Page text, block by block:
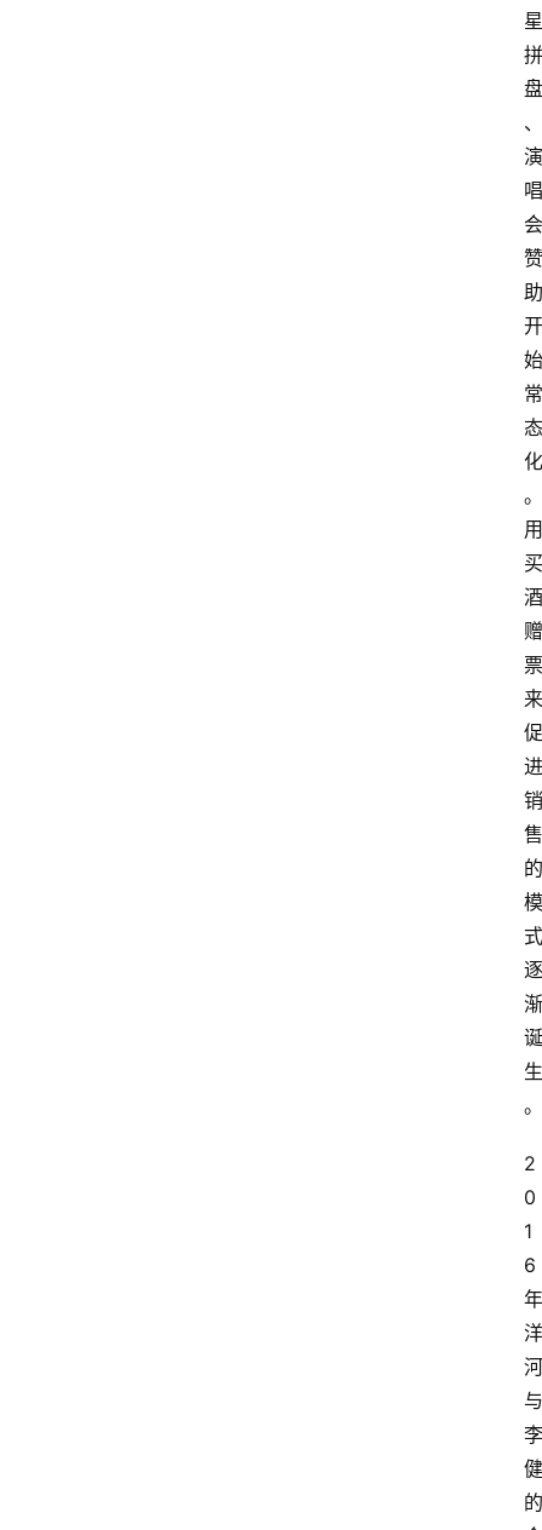
星
拼
盘
、
演
唱
会
赞
助
开
始
常
态
化
。
用
买
酒
赠
票
来
促
进
销
售
的
模
式
逐
渐
诞
生
。
2
0
1
6
年
洋
河
与
李
健
的